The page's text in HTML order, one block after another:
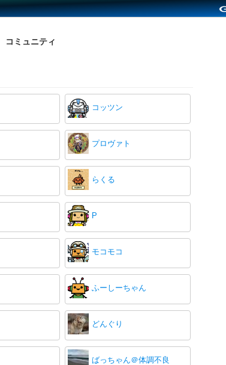
コミュニティ
コッツン
プロヴァト
らくる
P
モコモコ
ふーしーちゃん
どんぐり
ばっちゃん＠体調不良